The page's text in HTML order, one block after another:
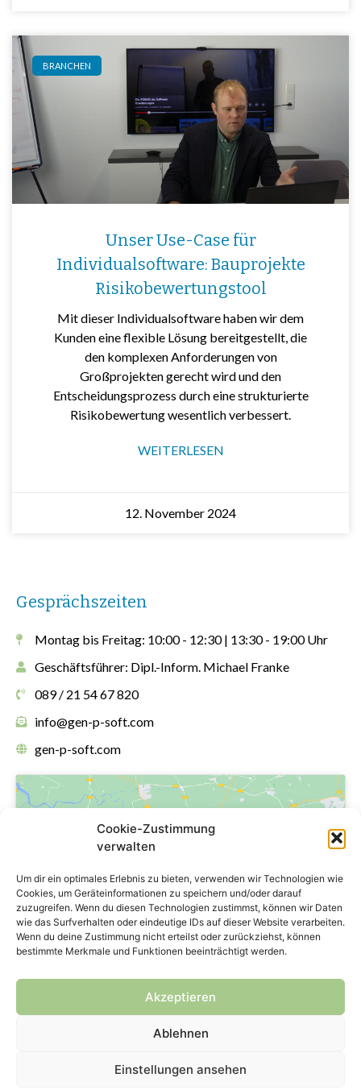
Cookie-Zustimmung
verwalten
Um dir ein optimales Erlebnis zu bieten, verwenden wir Technologien wie
Cookies, um Geräteinformationen zu speichern und/oder darauf
zuzugreifen. Wenn du diesen Technologien zustimmst, können wir Daten
wie das Surfverhalten oder eindeutige IDs auf dieser Website verarbeiten.
Wenn du deine Zustimmung nicht erteilst oder zurückziehst, können
bestimmte Merkmale und Funktionen beeinträchtigt werden.
Akzeptieren
Ablehnen
Einstellungen ansehen
BRANCHEN
Unser Use-Case für
Individualsoftware: Bauprojekte
Risikobewertungstool
Mit dieser Individualsoftware haben wir dem
Kunden eine flexible Lösung bereitgestellt, die
den komplexen Anforderungen von
Großprojekten gerecht wird und den
Entscheidungsprozess durch eine strukturierte
Risikobewertung wesentlich verbessert.
WEITERLESEN
12. November 2024
Gesprächszeiten
Montag bis Freitag: 10:00 - 12:30 | 13:30 - 19:00 Uhr
Geschäftsführer: Dipl.-Inform. Michael Franke
089 / 21 54 67 820
info@gen-p-soft.com
gen-p-soft.com
Klicke hier, um Marketing-Cookies zu
akzeptieren und diesen Inhalt zu
aktivieren